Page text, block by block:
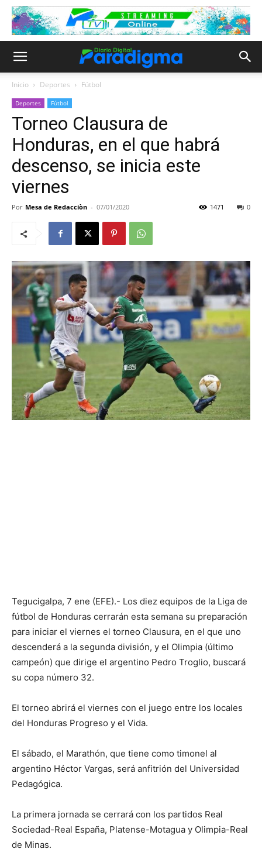
Inicio Deportes Fútbol
Deportes Fútbol
Torneo Clausura de
Honduras, en el que habrá
descenso, se inicia este
viernes
Por Mesa de Redacciòn - 07/01/2020 0
1471
Tegucigalpa, 7 ene (EFE).- Los diez equipos de la Liga de
fútbol de Honduras cerrarán esta semana su preparación
para iniciar el viernes el torneo Clausura, en el que uno
descenderá a la segunda división, y el Olimpia (último
campeón) que dirige el argentino Pedro Troglio, buscará
su copa número 32.
El torneo abrirá el viernes con el juego entre los locales
del Honduras Progreso y el Vida.
El sábado, el Marathón, que tiene como timonel al
argentino Héctor Vargas, será anfitrión del Universidad
Pedagógica.
La primera jornada se cerrará con los partidos Real
Sociedad-Real España, Platense-Motagua y Olimpia-Real
de Minas.